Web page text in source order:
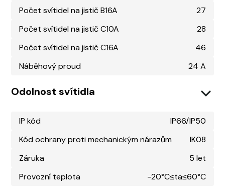
Počet svítidel na jistič B16A
27
Počet svítidel na jistič C10A
28
Počet svítidel na jistič C16A
46
Náběhový proud
24 A
Odolnost svítidla
IP kód
IP66/IP50
Kód ochrany proti mechanickým nárazům
IK08
Záruka
5 let
Provozní teplota
-20°C≤ta≤60°C